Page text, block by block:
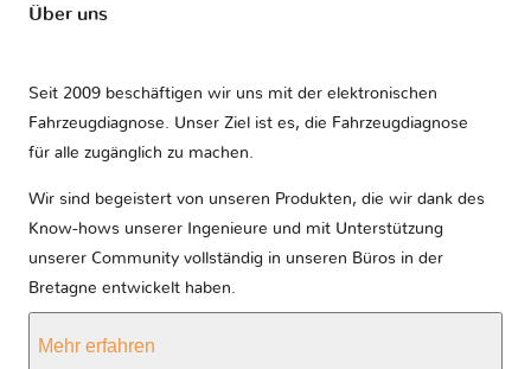
Über uns
Seit 2009 beschäftigen wir uns mit der elektronischen
Fahrzeugdiagnose. Unser Ziel ist es, die Fahrzeugdiagnose
für alle zugänglich zu machen.
Wir sind begeistert von unseren Produkten, die wir dank des
Know-hows unserer Ingenieure und mit Unterstützung
unserer Community vollständig in unseren Büros in der
Bretagne entwickelt haben.
Mehr erfahren